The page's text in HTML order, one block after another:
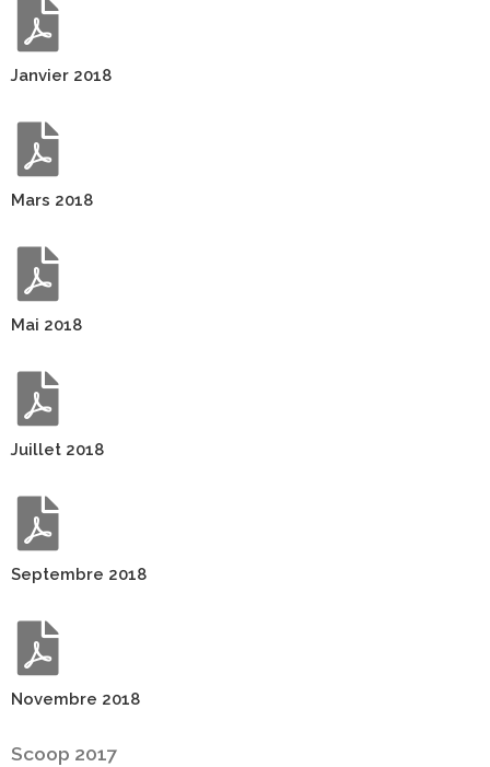
Janvier 2018
Mars 2018
Mai 2018
Juillet 2018
Septembre 2018
Novembre 2018
Scoop 2017